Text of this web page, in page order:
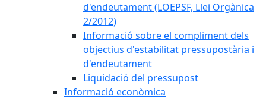
d'endeutament (LOEPSF, Llei Orgànica
2/2012)
Informació sobre el compliment dels
objectius d'estabilitat pressupostària i
d'endeutament
Liquidació del pressupost
Informació econòmica